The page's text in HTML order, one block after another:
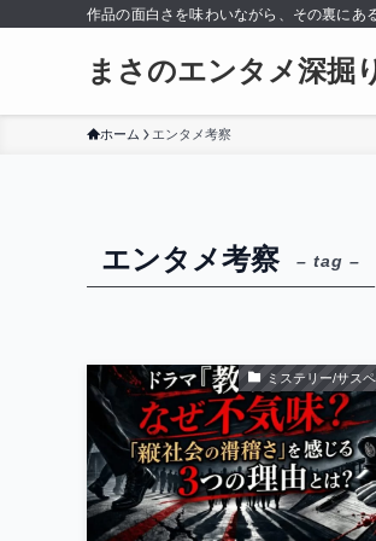
作品の面白さを味わいながら、その裏にあ
まさのエンタメ深掘
ホーム エンタメ考察
エンタメ考察 – tag –
ミステリー/サス